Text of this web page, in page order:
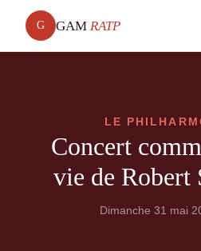
G GAM RATP
LE
Concert
vie de Robert
Dimanche 31 mai